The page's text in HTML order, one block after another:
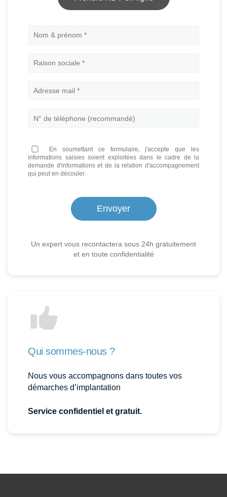
Nom
En soumettant ce formulaire, j'accepte que les
informations saisies soient exploitées dans le cadre de la
demande d'informations et de la relation d'accompagnement
qui peut en découler.
Un expert vous recontactera sous 24h gratuitement
et en toute confidentialité
Qui sommes-nous ?
Nous vous accompagnons dans toutes vos
démarches d’implantation
Service confidentiel et gratuit.